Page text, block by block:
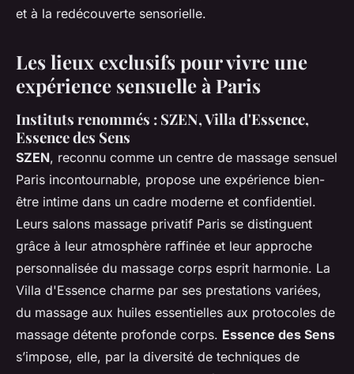
et à la redécouverte sensorielle.
Les lieux exclusifs pour vivre une
expérience sensuelle à Paris
Instituts renommés : SZEN, Villa d'Essence,
Essence des Sens
SZEN, reconnu comme un centre de massage sensuel
Paris incontournable, propose une expérience bien-
être intime dans un cadre moderne et confidentiel.
Leurs salons massage privatif Paris se distinguent
grâce à leur atmosphère raffinée et leur approche
personnalisée du massage corps esprit harmonie. La
Villa d'Essence charme par ses prestations variées,
du massage aux huiles essentielles aux protocoles de
massage détente profonde corps. Essence des Sens
s’impose, elle, par la diversité de techniques de